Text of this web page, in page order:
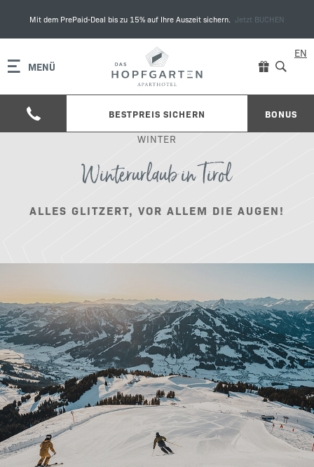
Mit dem PrePaid-Deal bis zu 15% auf Ihre Auszeit sichern. Jetzt BUCHEN
MENÜ
BESTPREIS SICHERN BONUS
EN
WINTER
Winterurlaub in Tirol
ALLES GLITZERT, VOR ALLEM DIE AUGEN!